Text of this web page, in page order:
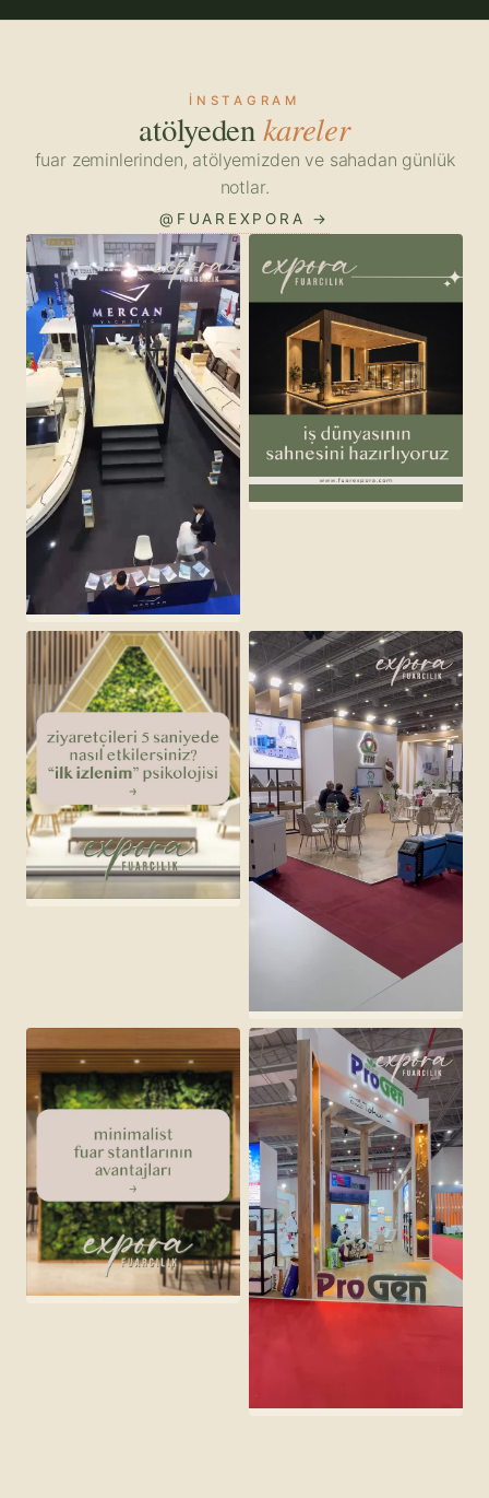
INSTAGRAM
atölyeden kareler
fuar zeminlerinden, atölyemizden ve sahadan günlük
notlar.
@FUAREXPORA →
mast izmir boat show —
mercan yachting
↗
pack plast 2025 — ftm
↗